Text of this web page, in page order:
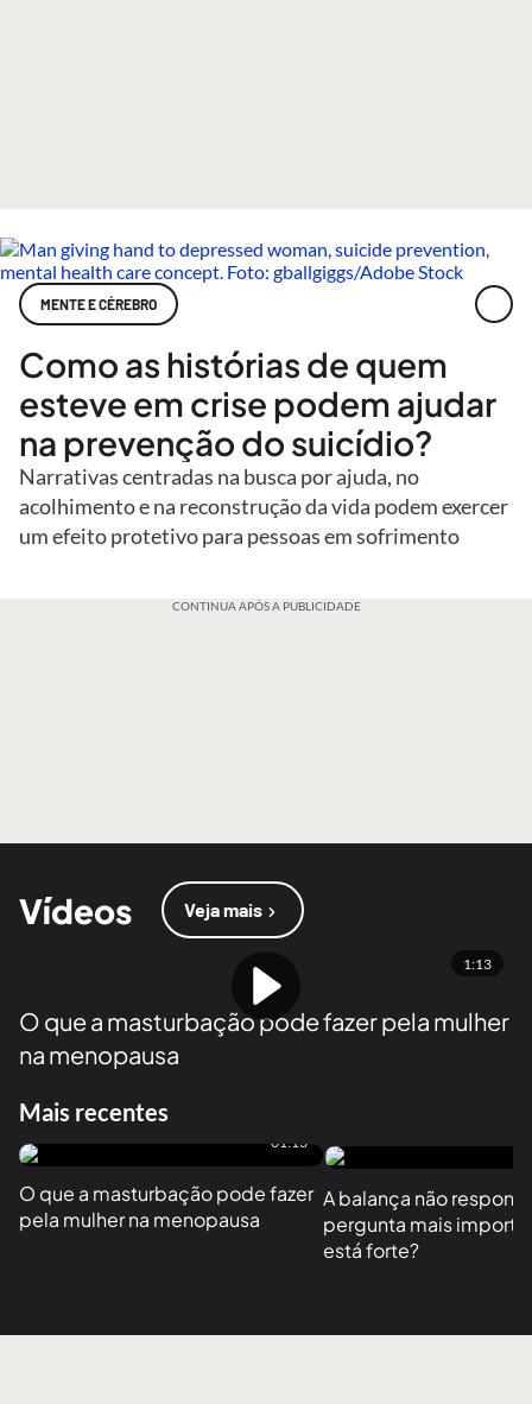
MENTE E CÉREBRO
Como as histórias de quem
esteve em crise podem ajudar
na prevenção do suicídio?
Narrativas centradas na busca por ajuda, no
acolhimento e na reconstrução da vida podem exercer
um efeito protetivo para pessoas em sofrimento
CONTINUA APÓS A PUBLICIDADE
Vídeos Veja mais
1:13
O que a masturbação pode fazer pela mulher
na menopausa
Mais recentes
01:13
O que a masturbação pode fazer
pela mulher na menopausa
A balança não
pergunta mais
está forte?